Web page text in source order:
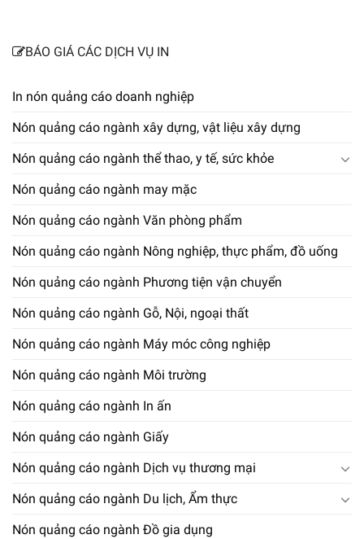
BÁO GIÁ CÁC DỊCH VỤ IN
In nón quảng cáo doanh nghiệp
Nón quảng cáo ngành xây dựng, vật liệu xây dựng
Nón quảng cáo ngành thể thao, y tế, sức khỏe
Nón quảng cáo ngành may mặc
Nón quảng cáo ngành Văn phòng phẩm
Nón quảng cáo ngành Nông nghiệp, thực phẩm, đồ uống
Nón quảng cáo ngành Phương tiện vận chuyển
Nón quảng cáo ngành Gỗ, Nội, ngoại thất
Nón quảng cáo ngành Máy móc công nghiệp
Nón quảng cáo ngành Môi trường
Nón quảng cáo ngành In ấn
Nón quảng cáo ngành Giấy
Nón quảng cáo ngành Dịch vụ thương mại
Nón quảng cáo ngành Du lịch, Ẩm thực
Nón quảng cáo ngành Đồ gia dụng